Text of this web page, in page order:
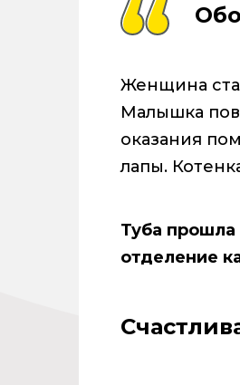
Женщина
Малышка
оказания
лапы.
Туба
отделение